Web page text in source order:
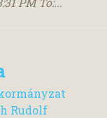
Rudolf